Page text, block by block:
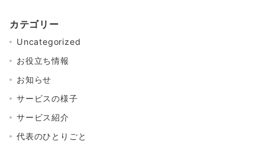
カテゴリー
Uncategorized
お役立ち情報
お知らせ
サービスの様子
サービス紹介
代表のひとりごと